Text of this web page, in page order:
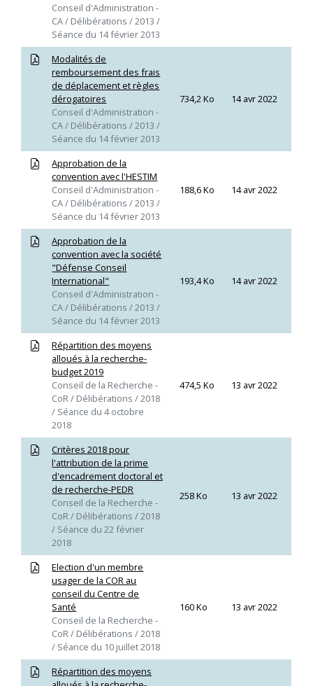
Conseil d'Administration -
CA / Délibérations / 2013 /
Séance du 14 février 2013
Modalités de
remboursement des frais
de déplacement et règles
dérogatoires
Conseil d'Administration -
CA / Délibérations / 2013 /
Séance du 14 février 2013
734,2 Ko 14 avr 2022
Approbation de la
convention avec l'HESTIM
Conseil d'Administration -
CA / Délibérations / 2013 /
Séance du 14 février 2013
188,6 Ko 14 avr 2022
Approbation de la
convention avec la société
"Défense Conseil
International"
Conseil d'Administration -
CA / Délibérations / 2013 /
Séance du 14 février 2013
193,4 Ko 14 avr 2022
Répartition des moyens
alloués à la recherche-
budget 2019
Conseil de la Recherche -
CoR / Délibérations / 2018
/ Séance du 4 octobre
2018
474,5 Ko 13 avr 2022
Critères 2018 pour
l'attribution de la prime
d'encadrement doctoral et
de recherche-PEDR
Conseil de la Recherche -
CoR / Délibérations / 2018
/ Séance du 22 février
2018
258 Ko 13 avr 2022
Election d'un membre
usager de la COR au
conseil du Centre de
Santé
Conseil de la Recherche -
CoR / Délibérations / 2018
/ Séance du 10 juillet 2018
160 Ko 13 avr 2022
Répartition des moyens